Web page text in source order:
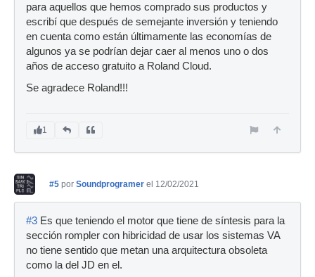
para aquellos que hemos comprado sus productos y
escribí que después de semejante inversión y teniendo
en cuenta como están últimamente las economías de
algunos ya se podrían dejar caer al menos uno o dos
años de acceso gratuito a Roland Cloud.
Se agradece Roland!!!
1
#5 por Soundprogramer el 12/02/2021
#3 Es que teniendo el motor que tiene de síntesis para la
sección rompler con hibricidad de usar los sistemas VA
no tiene sentido que metan una arquitectura obsoleta
como la del JD en el.